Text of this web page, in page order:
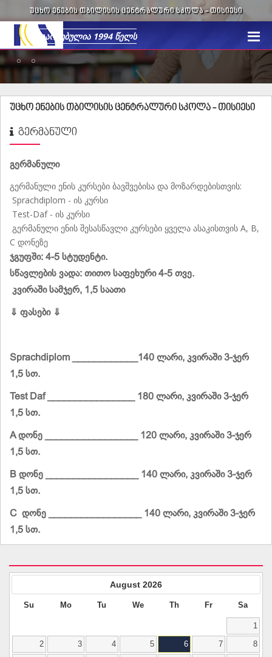
ᲣᲪᲮᲝ ᲔᲜᲔᲑᲘᲡ ᲗᲑᲘᲚᲘᲡᲘᲡ ᲪᲔᲜᲢᲠᲐᲚᲣᲠᲘ ᲡᲙᲝᲚᲐ -ᲗᲘᲡᲘᲔᲡᲘ
უცხო ენების თბილისის ცენტრალური სკოლა -თისიესი
ᲒᲔᲠᲛᲐᲜᲣᲚᲘ
გერმანული
გერმანული ენის კურსები ბავშვებისა და მოზარდებისთვის:
Sprachdiplom - ის კურსი
Test-Daf - ის კურსი
გერმანული ენის შესასწავლი კურსები ყველა ასაკისთვის A, B,
C დონეზე
ჯგუფში: 4-5 სტუდენტი.
სწავლების ვადა: თითო საფეხური 4-5 თვე.
კვირაში სამჯერ, 1,5 საათი
⇓ ფასები ⇓
Sprachdiplom ____________140 ლარი, კვირაში 3-ჯერ
1,5 სთ.
Test Daf ________________ 180 ლარი, კვირაში 3-ჯერ
1,5 სთ.
A დონე _________________ 120 ლარი, კვირაში 3-ჯერ
1,5 სთ.
B დონე _________________ 140 ლარი, კვირაში 3-ჯერ
1,5 სთ.
C დონე _________________ 140 ლარი, კვირაში 3-ჯერ
1,5 სთ.
August 2026
Su Mo Tu We Th Fr Sa
1
2 3 4 5 6 7 8